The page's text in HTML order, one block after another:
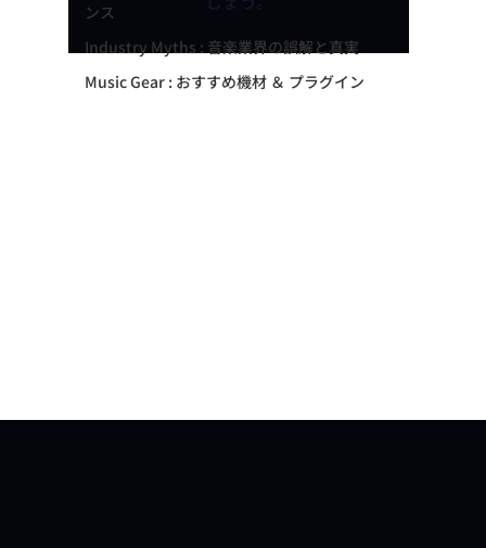
ンス
Industry Myths : 音楽業界の誤解と真実
Music Gear : おすすめ機材 ＆ プラグイン